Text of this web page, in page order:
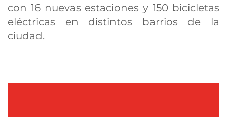
con 16 nuevas estaciones y 150 bicicletas
eléctricas en distintos barrios de la
ciudad.